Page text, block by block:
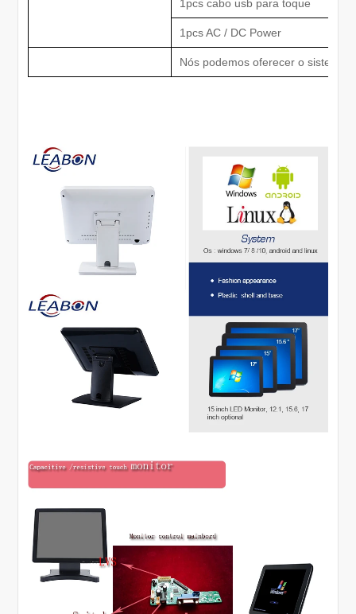
1pcs cabo usb para toque
1pcs AC / DC Power
Nós podemos oferecer o sistema